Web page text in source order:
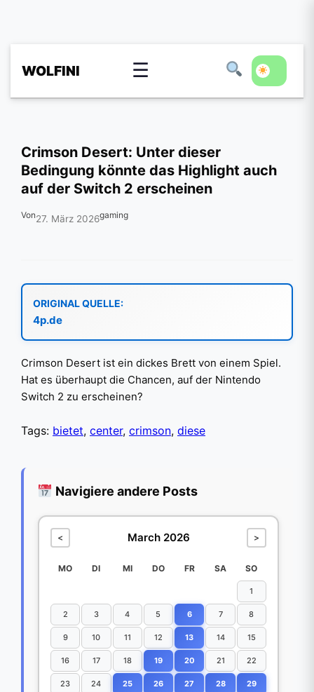
WOLFINI ☰
Crimson Desert: Unter dieser
Bedingung könnte das Highlight auch
auf der Switch 2 erscheinen
Von27. März 2026gaming
ORIGINAL QUELLE:
4p.de
Crimson Desert ist ein dickes Brett von einem Spiel.
Hat es überhaupt die Chancen, auf der Nintendo
Switch 2 zu erscheinen?
Tags: bietet, center, crimson, diese
Navigiere andere Posts
< March 2026 >
MO DI MI DO FR SA SO
1
2 3 4 5 6 7 8
9 10 11 12 13 14 15
16 17 18 19 20 21 22
23 24 25 26 27 28 29